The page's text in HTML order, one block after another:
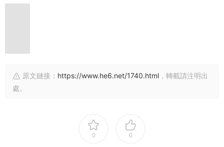
原文鏈接： https://www.he6.net/1740.html ，轉載請注明出
處。
0 0